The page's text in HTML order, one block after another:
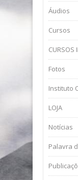
Áudios
Cursos
CURSOS
Fotos
Instituto
LOJA
Notícias
Palavra